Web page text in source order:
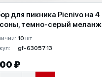
для пикника Picnivo на 4
темно-серый меланж
10 шт.
gf-63057.13
₽